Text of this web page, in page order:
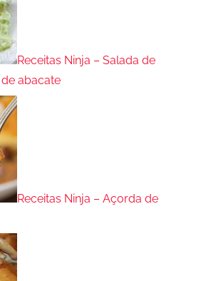
Receitas Ninja – Salada de
abacate
Receitas Ninja – Açorda de